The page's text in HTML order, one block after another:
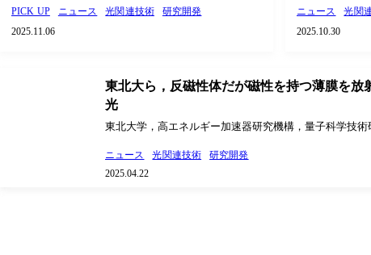
PICK UP ニュース 光関連技術
研究開発
2025.11.06
ニュース 光関
2025.10.30
東北大ら，反磁性体だが磁性を持つ薄膜を放
光
東北大学，高エネルギー加速器研究機構，量子科学技術
射光施設は，クロムを含む反強磁性体Cr2Se3に着目し，
エピタキシー法によってグラフェン上にCr…
ニュース 光関連技術
研究開発
2025.04.22